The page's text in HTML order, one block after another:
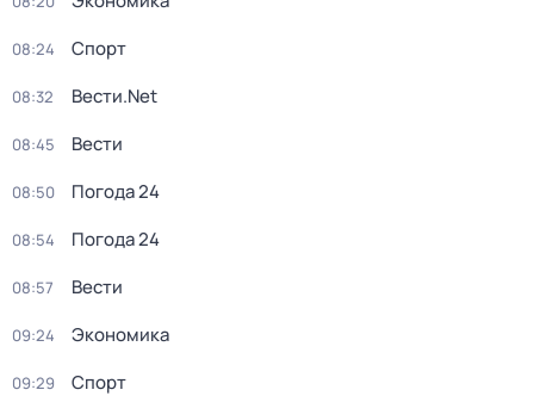
08:24 Спорт
08:32 Вести.Net
08:45 Вести
08:50 Погода 24
08:54 Погода 24
08:57 Вести
09:24 Экономика
09:29 Спорт